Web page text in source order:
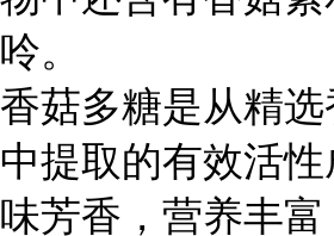
呤。
香菇多糖是从精
中提取的有效活
味芳香，营养丰富